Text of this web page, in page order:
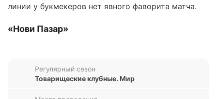
линии у букмекеров нет явного фаворита матча.
«Нови Пазар»
Команда из Нови-Пазара поделила очки с
«Ахматом» (1:1) и «Зелезничаром» (2:2), а также
Регулярный сезон
Товарищеские клубные. Мир